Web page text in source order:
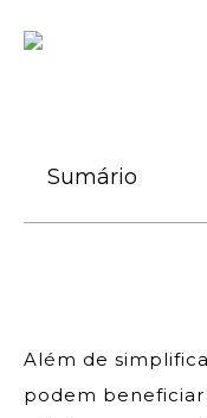
Sumário
Além de
podem